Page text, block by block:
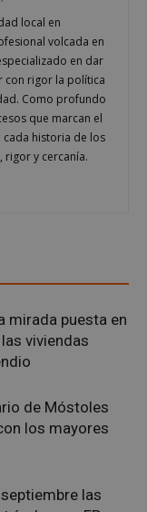
local en
volcada en
en dar
con rigor la política
Como profundo
que marcan el
historia de los
rigor y cercanía.
mirada puesta en
viviendas
de Móstoles
los mayores
las
permiten la
el
de cuentas.
sin
/